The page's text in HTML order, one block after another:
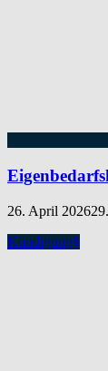
26. April 2026
Kündigung§